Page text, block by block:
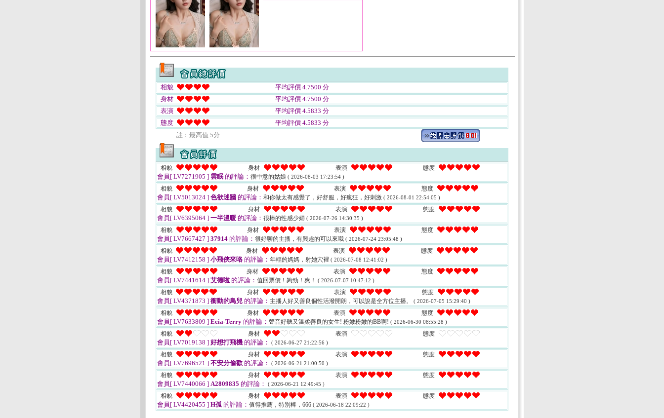
相貌
平均評價 4.7500 分
身材
平均評價 4.7500 分
表演
平均評價 4.5833 分
態度
平均評價 4.5833 分
註﹕最高值 5分
相貌 身材 表演 態度
會員[ LV7271905 ] 雲眠的評論： 很中意的姑娘 ( 2026-08-03 17:23:54 )
相貌 身材 表演 態度
會員[ LV5013024 ] 色欲迷牆 的評論： 和你做太有感覺了，好舒服，好瘋狂，好刺激 ( 2026-08-01 22:54:05 )
相貌 身材 表演 態度
會員[ LV6395064 ] 一半溫暖 的評論： 很棒的性感少婦 ( 2026-07-26 14:30:35 )
相貌 身材 表演 態度
會員[ LV7667427 ] 37914 的評論： 很好聊的主播，有興趣的可以來哦 ( 2026-07-24 23:05:48 )
相貌 身材 表演 態度
會員[ LV7412158 ] 小飛俠來咯的評論： 年輕的媽媽，射她穴裡 ( 2026-07-08 12:41:02 )
相貌 身材 表演 態度
會員[ LV7441614 ] 艾德啦 的評論： 值回票價！夠勁！爽！ ( 2026-07-07 10:47:12 )
相貌 身材 表演 態度
會員[ LV4371873 ] 衝動的鳥兒 的評論： 主播人好又善良個性活潑開朗，可以說是全方位主播。 ( 2026-07-05 15:29:40 )
相貌 身材 表演 態度
會員[ LV7633809 ] Ecia-Terry 的評論： 聲音好聽又溫柔善良的女生! 粉嫩粉嫩的BB啊! ( 2026-06-30 08:55:28 )
相貌 身材 表演 態度
會員[ LV7019138 ] 好想打飛機 的評論： ( 2026-06-27 21:22:56 )
相貌 身材 表演 態度
會員[ LV7696521 ] 不安分偷歡 的評論： ( 2026-06-21 21:00:50 )
相貌 身材 表演 態度
會員[ LV7440066 ] A2809835 的評論： ( 2026-06-21 12:49:45 )
相貌 身材 表演 態度
會員[ LV4420455 ] H孤 的評論： 值得推薦，特別棒，666 ( 2026-06-18 22:09:22 )